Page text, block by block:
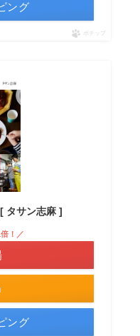
ング
ポチップ
タサン志麻 ]
！／
ング